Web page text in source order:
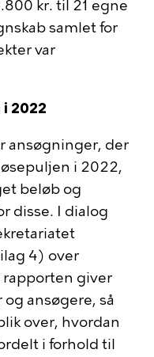
kr. til 21 egne
samlet for
var
2022
ansøgninger, der
i 2022,
beløb og
disse. I dialog
4) over
rapporten giver
ansøgere, så
over, hvordan
i forhold til